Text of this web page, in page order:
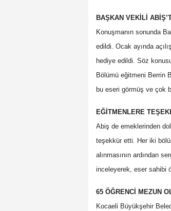
BAŞKAN VEKİLİ
Konuşmanın sonunda
edildi. Ocak ayında
hediye edildi. Söz
Bölümü eğitmeni Berrin
bu eseri görmüş ve çok
EĞİTMENLERE
Abiş de emeklerinden
teşekkür etti. Her iki
alınmasının ardından
inceleyerek, eser sahibi
65 ÖĞRENCİ MEZUN
Kocaeli Büyükşehir